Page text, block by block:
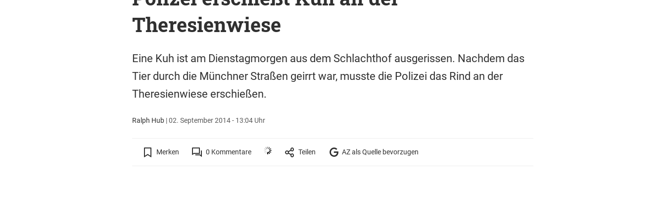
Theresienwiese
Eine Kuh ist am Dienstagmorgen aus dem Schlachthof ausgerissen. Nachdem das
Tier durch die Münchner Straßen geirrt war, musste die Polizei das Rind an der
Theresienwiese erschießen.
Ralph Hub|02. September 2014 - 13:04 Uhr
Merken 0 Kommentare Teilen AZ als Quelle bevorzugen